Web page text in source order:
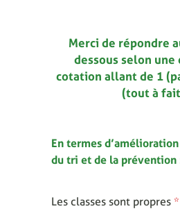
Merci de répondre
dessous selon une
cotation allant de 1
(tout à
En termes
du tri et de la prévention
Les classes sont propres *